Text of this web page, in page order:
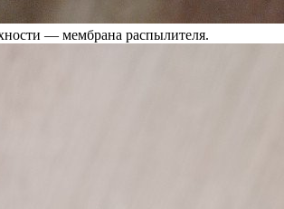
— мембрана распылителя.